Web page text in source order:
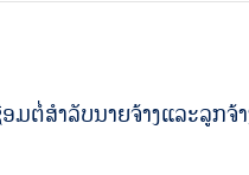
ອມຕໍ່ສໍາລັບນາຍຈ້າງແລະລູກ